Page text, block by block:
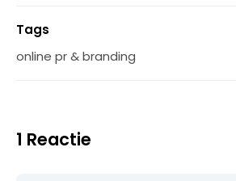
Tags
online pr & branding
1 Reactie